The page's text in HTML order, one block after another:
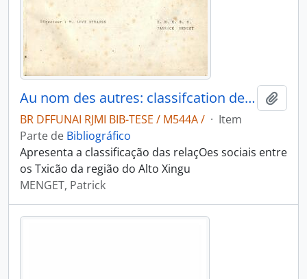
Au nom des autres: classifcation des relations sociales chez les Txicao du Haut Xingu (Brésil)
BR DFFUNAI RJMI BIB-TESE / M544A / · Item
Parte de Bibliográfico
Apresenta a classificação das relaçOes sociais entre
os Txicão da região do Alto Xingu
MENGET, Patrick